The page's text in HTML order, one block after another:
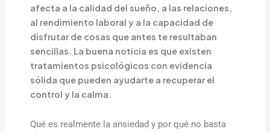
afecta a la calidad del sueño, a las relaciones,
al rendimiento laboral y a la capacidad de
disfrutar de cosas que antes te resultaban
sencillas. La buena noticia es que existen
tratamientos psicológicos con evidencia
sólida que pueden ayudarte a recuperar el
control y la calma.
Qué es realmente la ansiedad y por qué no basta